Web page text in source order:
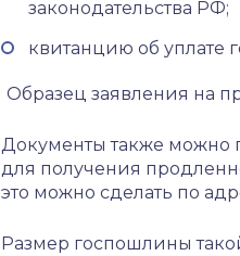
законодательства РФ;
квитанцию об уплате
Образец заявления на
Документы также можно
для получения
это можно сделать по
Размер госпошлины